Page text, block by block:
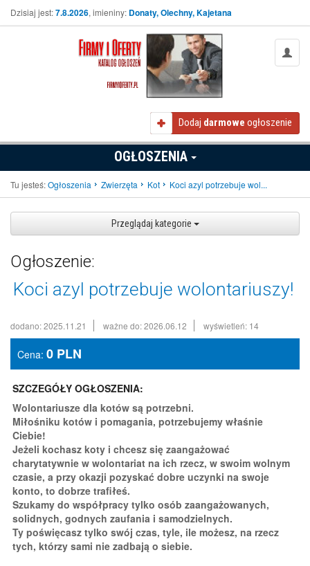
Dzisiaj jest:7.8.2026, imieniny: Donaty, Olechny, Kajetana
Dodaj darmowe ogłoszenie
OGŁOSZENIA
Tu jesteś:Ogłoszenia Zwierzęta Kot Koci azyl potrzebuje wol...
Przeglądaj kategorie
Ogłoszenie:
Koci azyl potrzebuje wolontariuszy!
dodano: 2025.11.21 ważne do: 2026.06.12 wyświetleń: 14
Cena: 0 PLN
SZCZEGÓŁY OGŁOSZENIA:
Wolontariusze dla kotów są potrzebni.
Miłośniku kotów i pomagania, potrzebujemy właśnie
Ciebie!
Jeżeli kochasz koty i chcesz się zaangażować
charytatywnie w wolontariat na ich rzecz, w swoim wolnym
czasie, a przy okazji pozyskać dobre uczynki na swoje
konto, to dobrze trafiłeś.
Szukamy do współpracy tylko osób zaangażowanych,
solidnych, godnych zaufania i samodzielnych.
Ty poświęcasz tylko swój czas, tyle, ile możesz, na rzecz
tych, którzy sami nie zadbają o siebie.